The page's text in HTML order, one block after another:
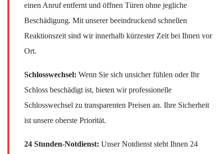
einen Anruf entfernt und öffnen Türen ohne jegliche
Beschädigung. Mit unserer beeindruckend schnellen
Reaktionszeit sind wir innerhalb kürzester Zeit bei Ihnen vor
Ort.
Schlosswechsel: Wenn Sie sich unsicher fühlen oder Ihr
Schloss beschädigt ist, bieten wir professionelle
Schlosswechsel zu transparenten Preisen an. Ihre Sicherheit
ist unsere oberste Priorität.
24 Stunden-Notdienst: Unser Notdienst steht Ihnen 24